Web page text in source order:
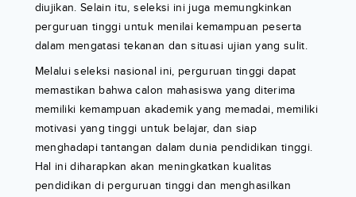
diujikan. Selain itu, seleksi ini juga memungkinkan
perguruan tinggi untuk menilai kemampuan peserta
dalam mengatasi tekanan dan situasi ujian yang sulit.
Melalui seleksi nasional ini, perguruan tinggi dapat
memastikan bahwa calon mahasiswa yang diterima
memiliki kemampuan akademik yang memadai, memiliki
motivasi yang tinggi untuk belajar, dan siap
menghadapi tantangan dalam dunia pendidikan tinggi.
Hal ini diharapkan akan meningkatkan kualitas
pendidikan di perguruan tinggi dan menghasilkan